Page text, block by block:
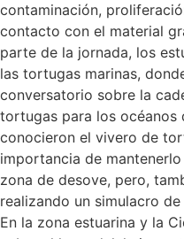
contaminación,
contacto con el material
parte de la jornada, los
las tortugas marinas,
conversatorio sobre la
tortugas para los océanos
conocieron el vivero de
importancia de
zona de desove, pero,
realizando un simulacro
En la zona estuarina y la